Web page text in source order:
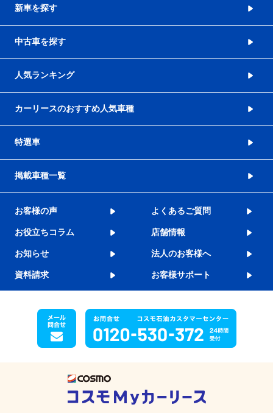
新車を探す
中古車を探す
人気ランキング
カーリースのおすすめ人気車種
特選車
掲載車種一覧
お客様の声 よくあるご質問
お役立ちコラム 店舗情報
お知らせ 法人のお客様へ
資料請求 お客様サポート